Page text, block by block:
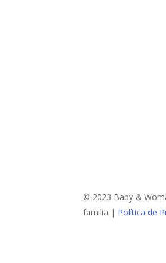
© 2023 Baby &
familia | Política de